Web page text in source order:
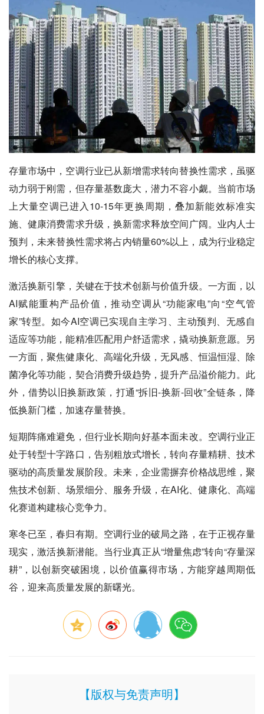
存量市场中，空调行业已从新增需求转向替换性需求，虽驱
动力弱于刚需，但存量基数庞大，潜力不容小觑。当前市场
上大量空调已进入10-15年更换周期，叠加新能效标准实
施、健康消费需求升级，换新需求释放空间广阔。业内人士
预判，未来替换性需求将占内销量60%以上，成为行业稳定
增长的核心支撑。
激活换新引擎，关键在于技术创新与价值升级。一方面，以
AI赋能重构产品价值，推动空调从“功能家电”向“空气管
家”转型。如今AI空调已实现自主学习、主动预判、无感自
适应等功能，能精准匹配用户舒适需求，撬动换新意愿。另
一方面，聚焦健康化、高端化升级，无风感、恒温恒湿、除
菌净化等功能，契合消费升级趋势，提升产品溢价能力。此
外，借势以旧换新政策，打通“拆旧-换新-回收”全链条，降
低换新门槛，加速存量替换。
短期阵痛难避免，但行业长期向好基本面未改。空调行业正
处于转型十字路口，告别粗放式增长，转向存量精耕、技术
驱动的高质量发展阶段。未来，企业需摒弃价格战思维，聚
焦技术创新、场景细分、服务升级，在AI化、健康化、高端
化赛道构建核心竞争力。
寒冬已至，春归有期。空调行业的破局之路，在于正视存量
现实，激活换新潜能。当行业真正从“增量焦虑”转向“存量深
耕”，以创新突破困境，以价值赢得市场，方能穿越周期低
谷，迎来高质量发展的新曙光。
【版权与免责声明】